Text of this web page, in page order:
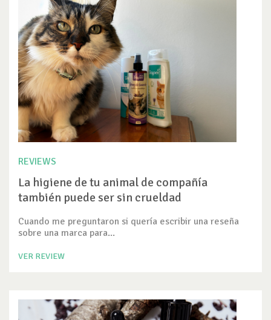
REVIEWS
La higiene de tu animal de compañía
también puede ser sin crueldad
Cuando me preguntaron si quería escribir una reseña
sobre una marca para...
VER REVIEW